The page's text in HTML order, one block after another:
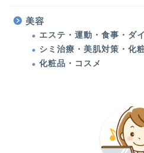
美容
エステ・運動・食事・ダ
シミ治療・美肌対策・化
化粧品・コスメ
甲